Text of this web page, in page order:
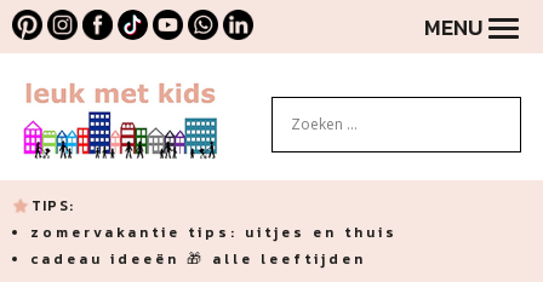
MENU
TIPS:
zomervakantie tips: uitjes en thuis
cadeau ideeën 🎁 alle leeftijden